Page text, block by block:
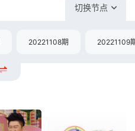
切换节点
20221108期 20221109